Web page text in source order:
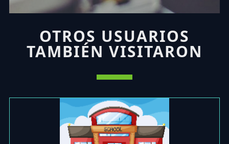
OTROS USUARIOS
TAMBIÉN VISITARON